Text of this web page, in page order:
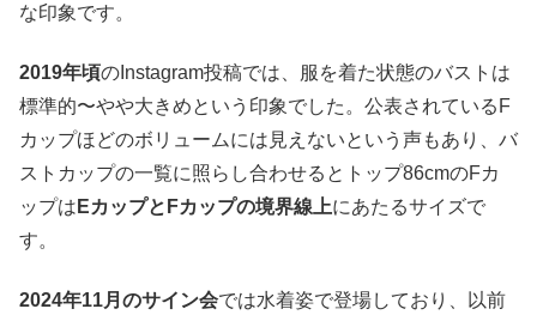
な印象です。
2019年頃のInstagram投稿では、服を着た状態のバストは
標準的〜やや大きめという印象でした。公表されているF
カップほどのボリュームには見えないという声もあり、バ
ストカップの一覧に照らし合わせるとトップ86cmのFカ
ップは EカップとFカップの境界線上にあたるサイズで
す。
2024年11月のサイン会では水着姿で登場しており、以前